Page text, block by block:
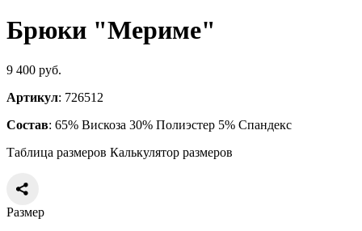
Брюки "Мериме"
9 400 руб.
Артикул: 726512
Состав: 65% Вискоза 30% Полиэстер 5% Спандекс
Таблица размеров Калькулятор размеров
Размер